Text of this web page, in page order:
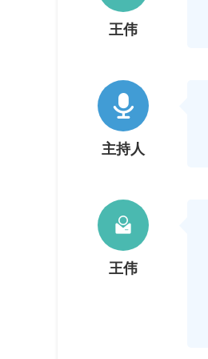
王伟

主持人

王伟